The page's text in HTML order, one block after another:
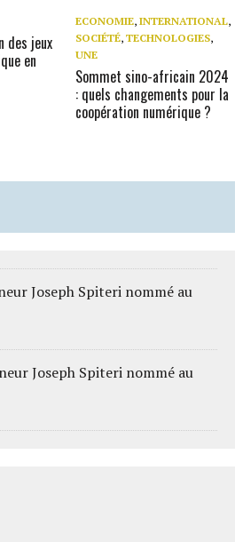
des jeux
en
ECONOMIE,INTERNATIONAL,
SOCIÉTÉ,TECHNOLOGIES,
UNE
Sommet sino-africain 2024
: quels changements pour la
coopération numérique ?
Joseph Spiteri nommé au
Joseph Spiteri nommé au